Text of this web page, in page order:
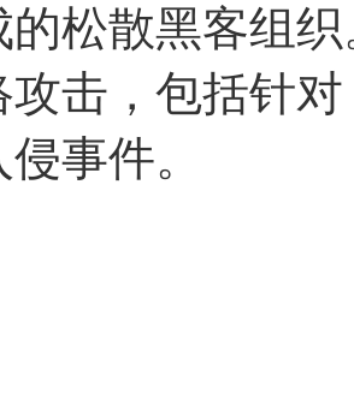
的松散黑客组
攻击，包括针对
事件。